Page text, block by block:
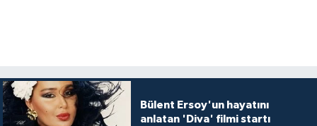
Bülent Ersoy'un hayatını
anlatan 'Diva' filmi startı